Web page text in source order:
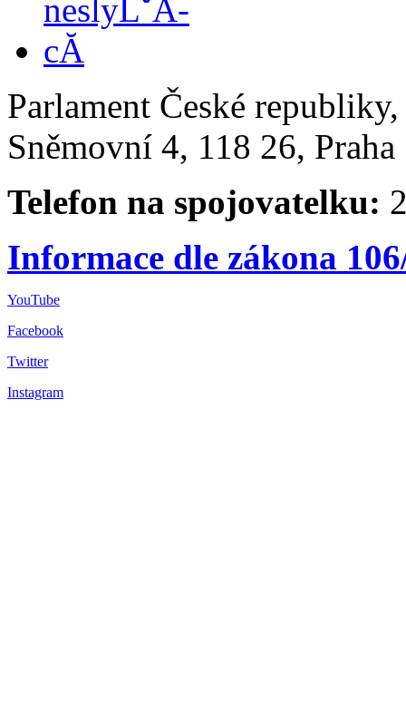
Parlament České
Sněmovní 4, 118 26,
Telefon na spojovatelku:
Informace dle zákona
YouTube
Facebook
Twitter
Instagram